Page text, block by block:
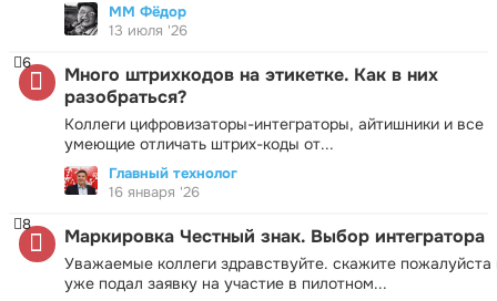
ММ Фёдор
13 июля '26
Много штрихкодов на этикетке. Как в них
разобраться?
Коллеги цифровизаторы-интеграторы, айтишники и все
умеющие отличать штрих-коды от...
6
Главный технолог
16 января '26
Маркировка Честный знак. Выбор интегратора
Уважаемые коллеги здравствуйте. скажите пожалуйста
уже подал заявку на участие в пилотном...
8